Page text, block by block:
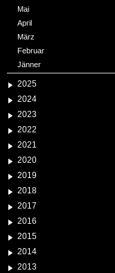
Mai
April
März
Februar
Jänner
2025
2024
2023
2022
2021
2020
2019
2018
2017
2016
2015
2014
2013